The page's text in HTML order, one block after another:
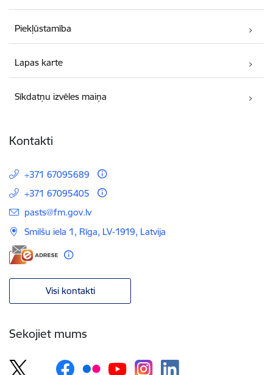
Piekļūstamība
Lapas karte
Sīkdatņu izvēles maiņa
Kontakti
+371 67095689
+371 67095405
E-pasts:
pasts@fm.gov.lv
Smilšu iela 1, Rīga, LV-1919, Latvija
Visi kontakti
Sekojiet mums